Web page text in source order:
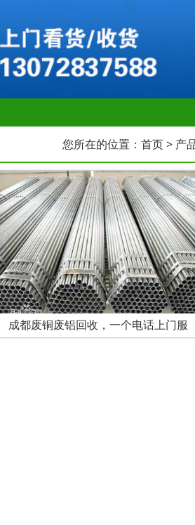
您所在的位置： 首页> 产
成都废铜废铝回收，一个电话上门服